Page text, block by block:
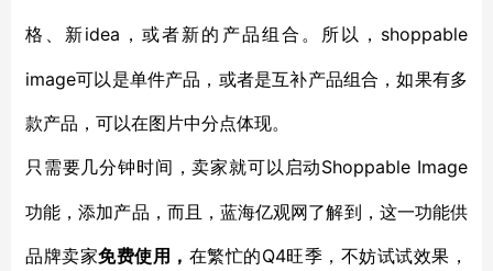
格、新idea，或者新的产品组合。所以，shoppable
image可以是单件产品，或者是互补产品组合，如果有多
款产品，可以在图片中分点体现。
只需要几分钟时间，卖家就可以启动Shoppable Image
功能，添加产品，而且，蓝海亿观网了解到，这一功能供
品牌卖家免费使用， 在繁忙的Q4旺季，不妨试试效果，